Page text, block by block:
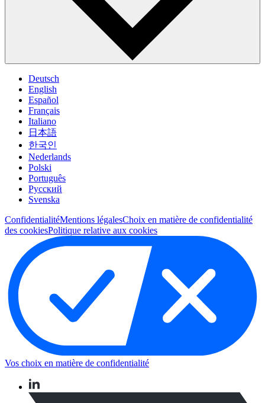
Deutsch
English
Español
Français
Italiano
日本語
한국인
Nederlands
Polski
Português
Pусский
Svenska
ConfidentialitéMentions légalesChoix en matière de confidentialité
des cookiesPolitique relative aux cookies
Vos choix en matière de confidentialité